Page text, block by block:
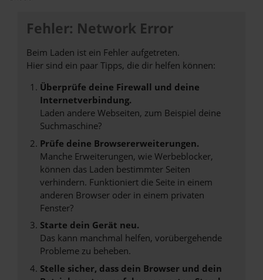
Fehler: Network Error
Beim Laden ist ein Fehler aufgetreten.
Hier sind ein paar Tipps, die dir helfen können:
Überprüfe deine Firewall und deine
Internetverbindung.
Laden andere Webseiten, zum Beispiel deine
Suchmaschine?
Prüfe deine Browsererweiterungen.
Manche Erweiterungen, wie Werbeblocker,
können das Laden bestimmter Seiten
verhindern. Funktioniert die Seite in einem
anderen Browser oder in einem privaten
Fenster?
Starte dein Gerät neu.
Das kann manchmal helfen, vorübergehende
Probleme zu beheben.
Stelle sicher, dass dein Browser und dein